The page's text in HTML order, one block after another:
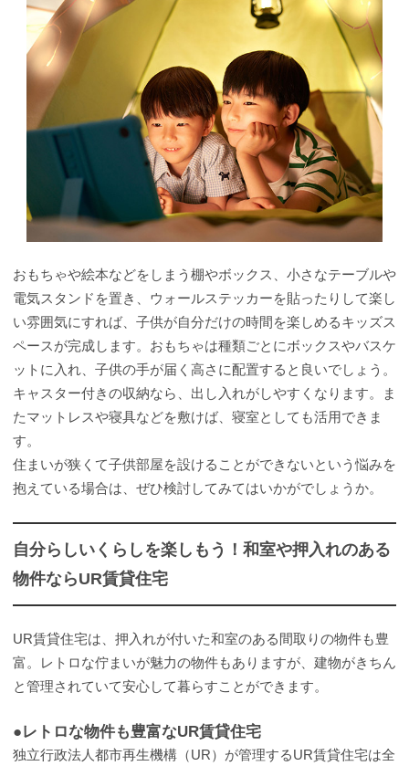
おもちゃや絵本などをしまう棚やボックス、小さなテーブルや
電気スタンドを置き、ウォールステッカーを貼ったりして楽し
い雰囲気にすれば、子供が自分だけの時間を楽しめるキッズス
ペースが完成します。おもちゃは種類ごとにボックスやバスケ
ットに入れ、子供の手が届く高さに配置すると良いでしょう。
キャスター付きの収納なら、出し入れがしやすくなります。ま
たマットレスや寝具などを敷けば、寝室としても活用できま
す。
住まいが狭くて子供部屋を設けることができないという悩みを
抱えている場合は、ぜひ検討してみてはいかがでしょうか。
自分らしいくらしを楽しもう！和室や押入れのある
物件ならUR賃貸住宅
UR賃貸住宅は、押入れが付いた和室のある間取りの物件も豊
富。レトロな佇まいが魅力の物件もありますが、建物がきちん
と管理されていて安心して暮らすことができます。
●レトロな物件も豊富なUR賃貸住宅
独立行政法人都市再生機構（UR）が管理するUR賃貸住宅は全